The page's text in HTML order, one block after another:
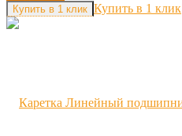
Купить в 1 клик